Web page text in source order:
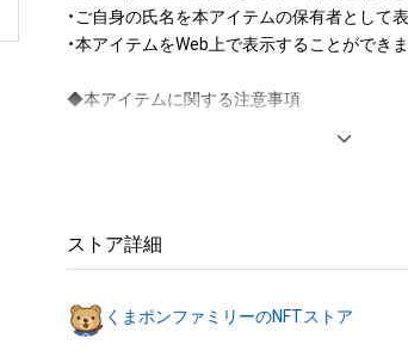
・ご自身の氏名を本アイテムの保有者として
・本アイテムをWeb上で表示することができま
◆本アイテムに関する注意事項
・本アイテムに関する創作物（画像および映像
それらの権利につき登録等を出願する権利を
ストア詳細
くまポンファミリーのNFTストア